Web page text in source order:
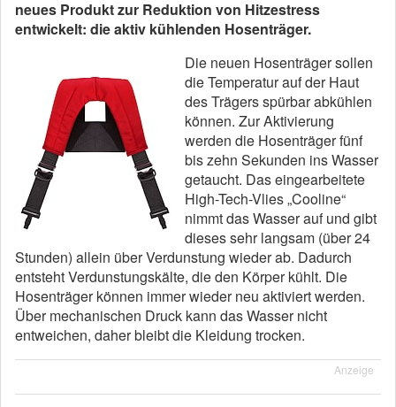
neues Produkt zur Reduktion von Hitzestress
entwickelt: die aktiv kühlenden Hosenträger.
Die neuen Hosenträger sollen
die Temperatur auf der Haut
des Trägers spürbar abkühlen
können. Zur Aktivierung
werden die Hosenträger fünf
bis zehn Sekunden ins Wasser
getaucht. Das eingearbeitete
High-Tech-Vlies „Cooline“
nimmt das Wasser auf und gibt
dieses sehr langsam (über 24
Stunden) allein über Verdunstung wieder ab. Dadurch
entsteht Verdunstungskälte, die den Körper kühlt. Die
Hosenträger können immer wieder neu aktiviert werden.
Über mechanischen Druck kann das Wasser nicht
entweichen, daher bleibt die Kleidung trocken.
Anzeige